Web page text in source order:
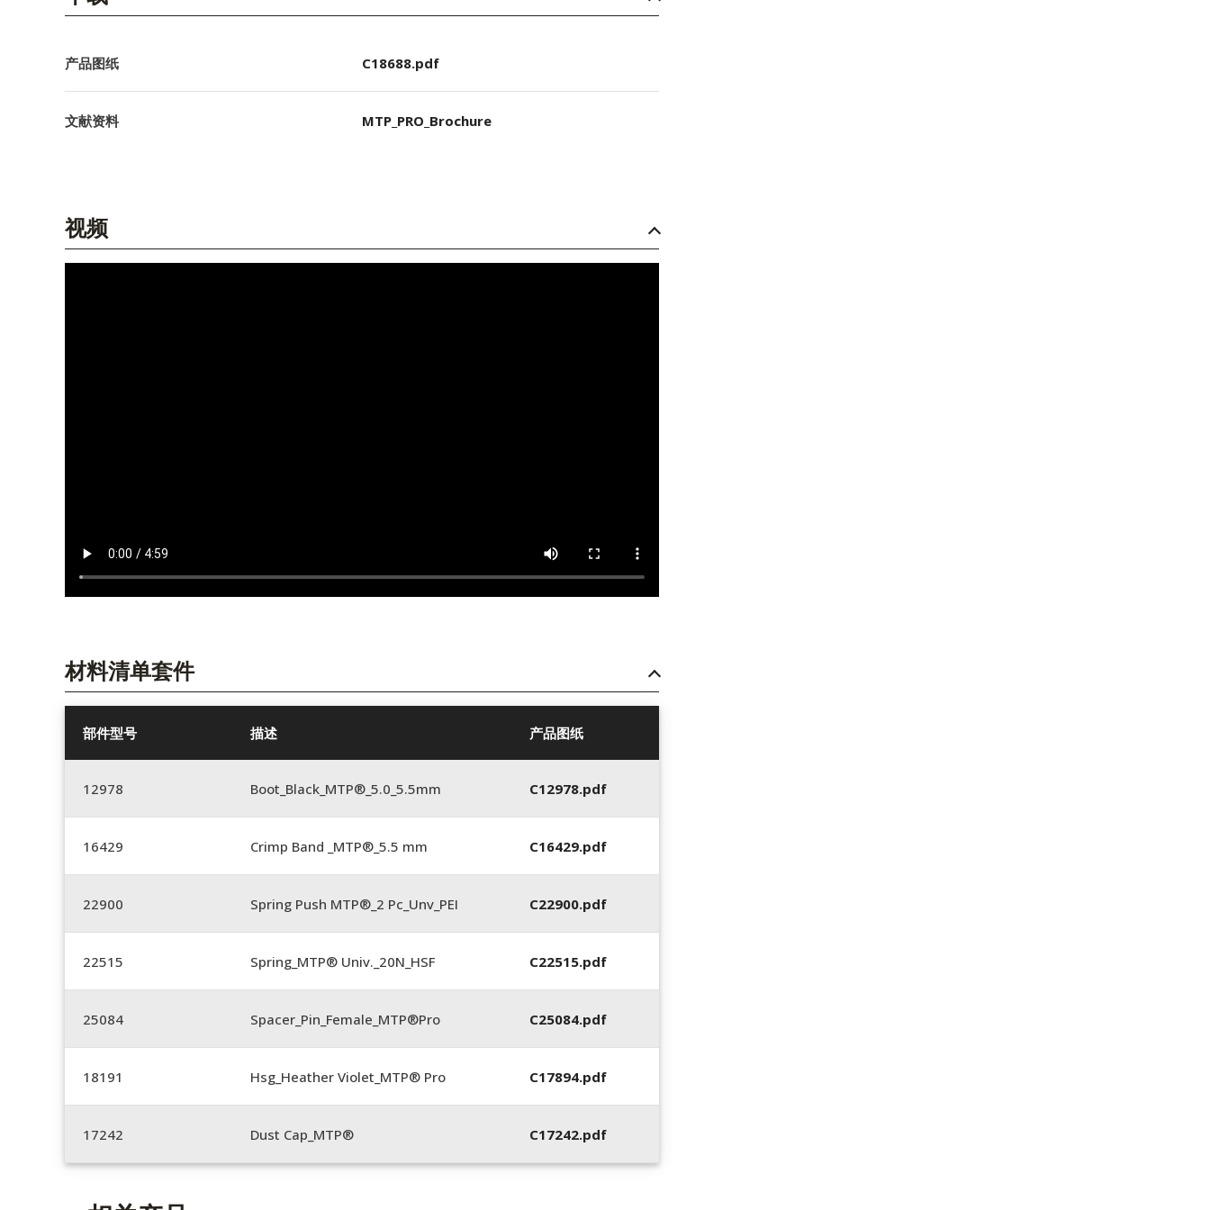
产品图纸 C18688.pdf
文献资料 MTP_PRO_Brochure
视频
材料清单套件
部件型号 描述 产品图纸
12978 Boot_Black_MTP®_5.0_5.5mm C12978.pdf
16429 Crimp Band _MTP®_5.5 mm C16429.pdf
22900 Spring Push MTP®_2 Pc_Unv_PEI C22900.pdf
22515 Spring_MTP® Univ._20N_HSF C22515.pdf
25084 Spacer_Pin_Female_MTP®Pro C25084.pdf
18191 Hsg_Heather Violet_MTP® Pro C17894.pdf
17242 Dust Cap_MTP® C17242.pdf